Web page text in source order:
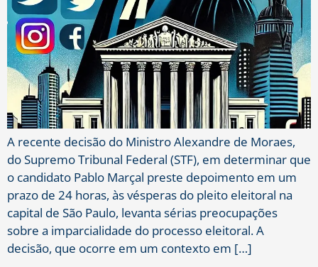
A recente decisão do Ministro Alexandre de Moraes,
do Supremo Tribunal Federal (STF), em determinar que
o candidato Pablo Marçal preste depoimento em um
prazo de 24 horas, às vésperas do pleito eleitoral na
capital de São Paulo, levanta sérias preocupações
sobre a imparcialidade do processo eleitoral. A
decisão, que ocorre em um contexto em […]